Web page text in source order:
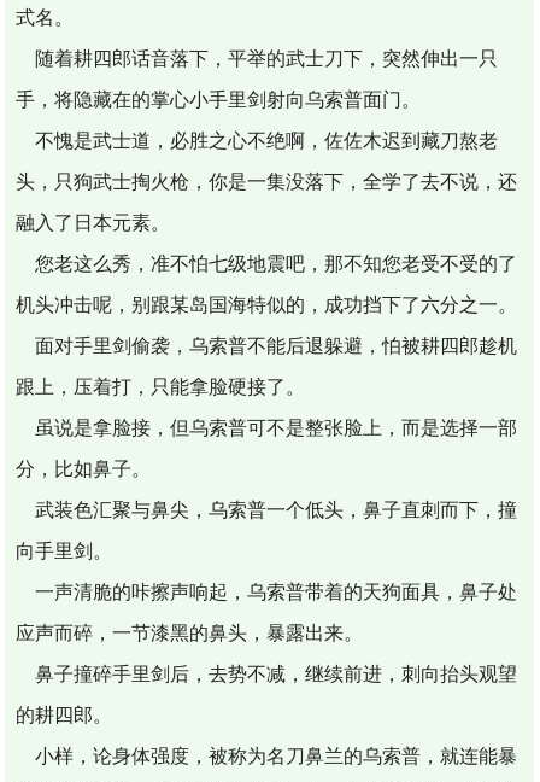
式名。
随着耕四郎话音落下，平举的武士刀下，突然伸出一只
手，将隐藏在的掌心小手里剑射向乌索普面门。
不愧是武士道，必胜之心不绝啊，佐佐木迟到藏刀熬老
头，只狗武士掏火枪，你是一集没落下，全学了去不说，还
融入了日本元素。
您老这么秀，准不怕七级地震吧，那不知您老受不受的了
机头冲击呢，别跟某岛国海特似的，成功挡下了六分之一。
面对手里剑偷袭，乌索普不能后退躲避，怕被耕四郎趁机
跟上，压着打，只能拿脸硬接了。
虽说是拿脸接，但乌索普可不是整张脸上，而是选择一部
分，比如鼻子。
武装色汇聚与鼻尖，乌索普一个低头，鼻子直刺而下，撞
向手里剑。
一声清脆的咔擦声响起，乌索普带着的天狗面具，鼻子处
应声而碎，一节漆黑的鼻头，暴露出来。
鼻子撞碎手里剑后，去势不减，继续前进，刺向抬头观望
的耕四郎。
小样，论身体强度，被称为名刀鼻兰的乌索普，就连能暴